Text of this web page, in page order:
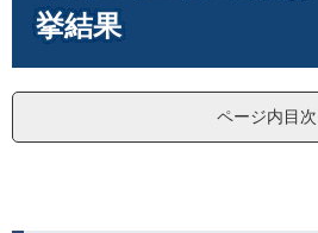
挙結果
ページ内目次